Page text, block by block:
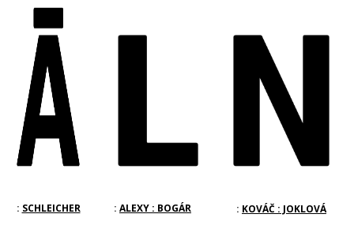
: SCHLEICHER : ALEXY : BOGÁR : KOVÁČ : JOKLOVÁ